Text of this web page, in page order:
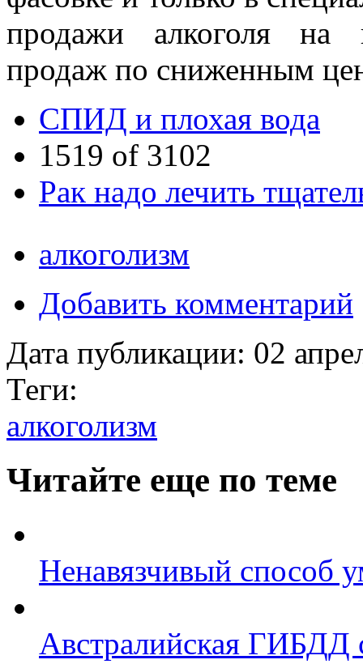
продажи алкоголя на
продаж по сниженным
СПИД и плохая вода
1519 of 3102
Рак надо лечить
алкоголизм
Добавить комментарий
Дата публикации: 02
Теги:
алкоголизм
Читайте еще по теме
Ненавязчивый способ
Австралийская ГИБДД